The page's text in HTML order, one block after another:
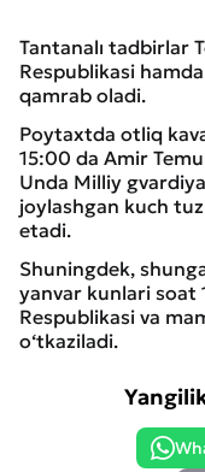
Tantanalı tadbirlar
Respublikasi
qamrab oladi.
Poytaxtda otliq
15:00 da Amir
Unda Milliy
joylashgan kuch
etadi.
Shuningdek,
yanvar kunlari soat
Respublikasi va
o‘tkaziladi.